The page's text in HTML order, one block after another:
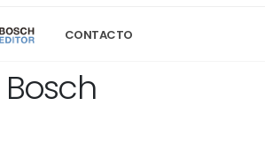
CONTACTO